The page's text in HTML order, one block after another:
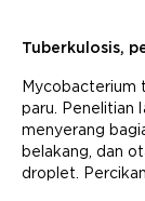
Tuberkulosis,
Mycobacterium
paru. Penelitian
menyerang
belakang, dan
droplet.